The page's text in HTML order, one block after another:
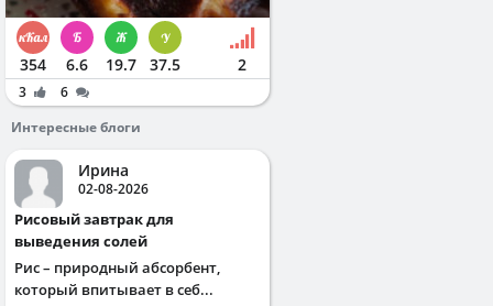
354 6.6 19.7 37.5 2
3
6
Интересные блоги
Ирина
02-08-2026
Рисовый завтрак для
выведения солей
Рис – природный абсорбент,
который впитывает в себ...